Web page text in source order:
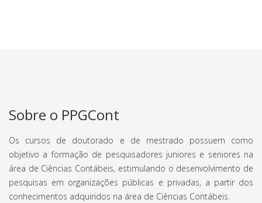
Sobre o PPGCont
Os cursos de doutorado e de mestrado possuem como
objetivo a formação de pesquisadores juniores e seniores na
área de Ciências Contábeis, estimulando o desenvolvimento de
pesquisas em organizações públicas e privadas, a partir dos
conhecimentos adquiridos na área de Ciências Contábeis.